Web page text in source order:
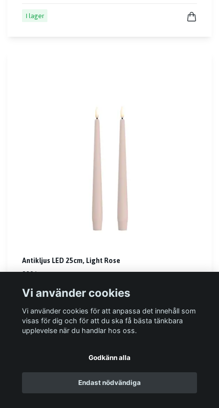
I lager
Antikljus LED 25cm, Light Rose
299 kr
Läs mer
Vi använder cookies
Vi använder cookies för att anpassa det innehåll som
visas för dig och för att du ska få bästa tänkbara
upplevelse när du handlar hos oss.
Godkänn alla
Endast nödvändiga